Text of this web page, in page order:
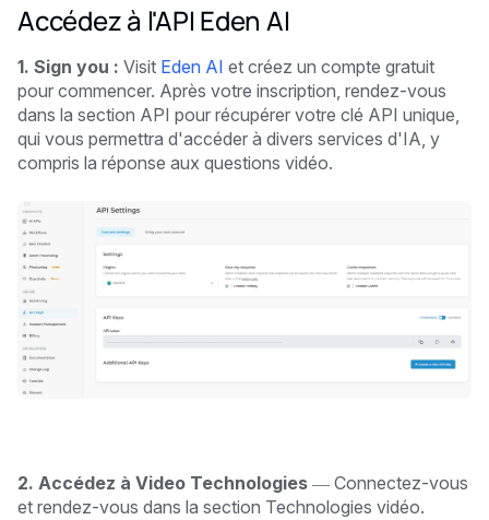
Accédez à l'API Eden AI
1. Sign you : Visit Eden AI et créez un compte gratuit
pour commencer. Après votre inscription, rendez-vous
dans la section API pour récupérer votre clé API unique,
qui vous permettra d'accéder à divers services d'IA, y
compris la réponse aux questions vidéo.
2. Accédez à Video Technologies — Connectez-vous
et rendez-vous dans la section Technologies vidéo.